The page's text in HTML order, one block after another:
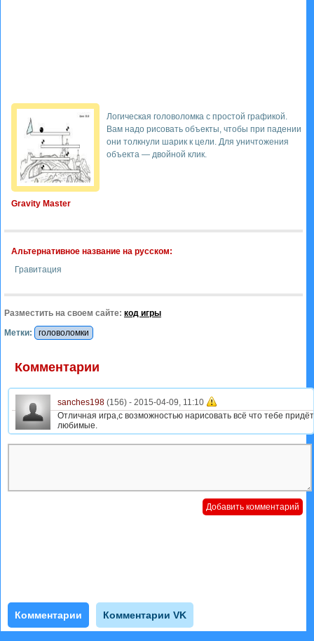
Gravity Master
Логическая головоломка с простой графикой.
Вам надо рисовать объекты, чтобы при падении
они толкнули шарик к цели. Для уничтожения
объекта — двойной клик.
Альтернативное название на русском:
Гравитация
Разместить на своем сайте: код игры
Метки:
головоломки
Комментарии
sanches198 (156) - 2015-04-09, 11:10
Отличная игра,с возможностью нарисовать всё что тебе
любимые.
Комментарии Комментарии VK